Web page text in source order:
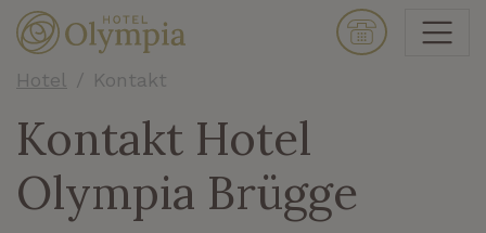
Hotel Kontakt
Kontakt Hotel
Olympia Brügge